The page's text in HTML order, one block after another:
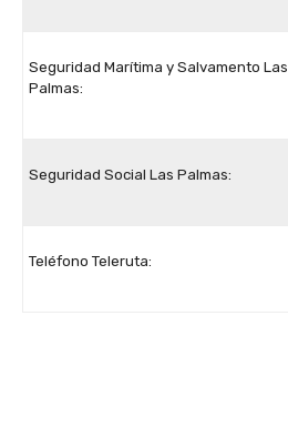
Seguridad Marítima y Salvamento Las
Palmas:
Seguridad Social Las Palmas:
Teléfono Teleruta: